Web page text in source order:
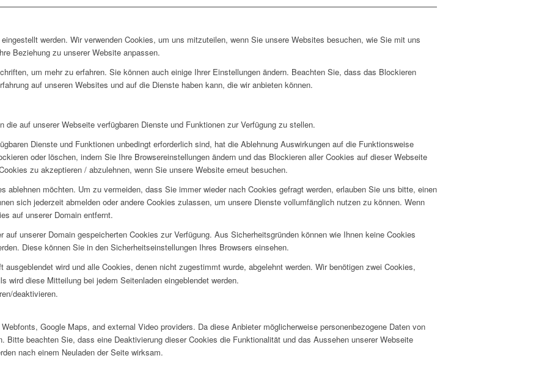
werden. Wir verwenden Cookies, um uns mitzuteilen, wenn Sie unsere Websites besuchen, wie Sie mit uns
Beziehung zu unserer Website anpassen.
um mehr zu erfahren. Sie können auch einige Ihrer Einstellungen ändern. Beachten Sie, dass das Blockieren
auf unseren Websites und auf die Dienste haben kann, die wir anbieten können.
die auf unserer Webseite verfügbaren Dienste und Funktionen zur Verfügung zu stellen.
Dienste und Funktionen unbedingt erforderlich sind, hat die Ablehnung Auswirkungen auf die Funktionsweise
oder löschen, indem Sie Ihre Browsereinstellungen ändern und das Blockieren aller Cookies auf dieser Webseite
zu akzeptieren / abzulehnen, wenn Sie unsere Website erneut besuchen.
ablehnen möchten. Um zu vermeiden, dass Sie immer wieder nach Cookies gefragt werden, erlauben Sie uns bitte, einen
sich jederzeit abmelden oder andere Cookies zulassen, um unsere Dienste vollumfänglich nutzen zu können. Wenn
auf unserer Domain entfernt.
unserer Domain gespeicherten Cookies zur Verfügung. Aus Sicherheitsgründen können wie Ihnen keine Cookies
Diese können Sie in den Sicherheitseinstellungen Ihres Browsers einsehen.
wird und alle Cookies, denen nicht zugestimmt wurde, abgelehnt werden. Wir benötigen zwei Cookies,
wird diese Mitteilung bei jedem Seitenladen eingeblendet werden.
deaktivieren.
Google Maps, and external Video providers. Da diese Anbieter möglicherweise personenbezogene Daten von
Bitte beachten Sie, dass eine Deaktivierung dieser Cookies die Funktionalität und das Aussehen unserer Webseite
nach einem Neuladen der Seite wirksam.